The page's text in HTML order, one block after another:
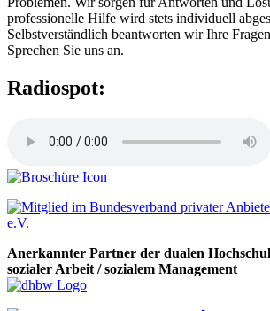
professionelle Hilfe wird stets individuell
Selbstverständlich beantworten wir Ihre
Sprechen Sie uns an.
Radiospot:
Anerkannter Partner der dualen
sozialer Arbeit / sozialem Management